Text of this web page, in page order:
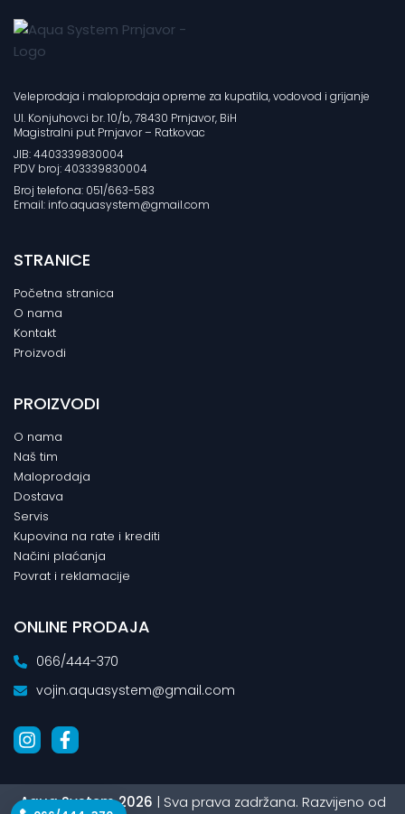
Veleprodaja i maloprodaja opreme za kupatila, vodovod i grijanje
Ul. Konjuhovci br. 10/b, 78430 Prnjavor, BiH
Magistralni put Prnjavor – Ratkovac
JIB: 4403339830004
PDV broj: 403339830004
Broj telefona: 051/663-583
Email: info.aquasystem@gmail.com
STRANICE
Početna stranica
O nama
Kontakt
Proizvodi
PROIZVODI
O nama
Naš tim
Maloprodaja
Dostava
Servis
Kupovina na rate i krediti
Načini plaćanja
Povrat i reklamacije
ONLINE PRODAJA
066/444-370
vojin.aquasystem@gmail.com
Aqua System 2026 | Sva prava zadržana. Razvijeno od